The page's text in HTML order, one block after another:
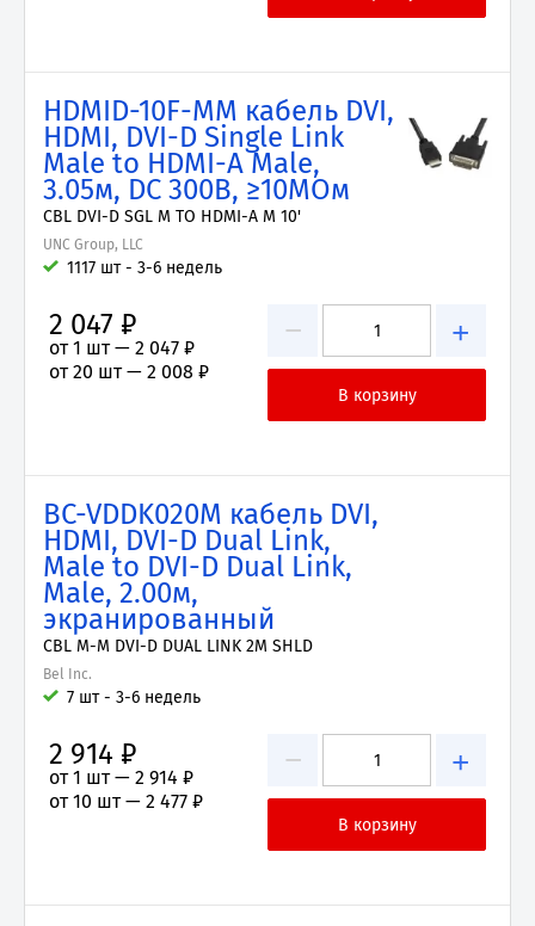
HDMID-10F-MM кабель DVI,
HDMI, DVI-D Single Link
Male to HDMI-A Male,
3.05м, DC 300В, ≥10МОм
CBL DVI-D SGL M TO HDMI-A M 10'
UNC Group, LLC
1117 шт - 3-6 недель
− +
2 047 ₽
от 1 шт — 2 047 ₽
от 20 шт — 2 008 ₽
BC-VDDK020M кабель DVI,
HDMI, DVI-D Dual Link,
Male to DVI-D Dual Link,
Male, 2.00м,
экранированный
CBL M-M DVI-D DUAL LINK 2M SHLD
Bel Inc.
7 шт - 3-6 недель
− +
2 914 ₽
от 1 шт — 2 914 ₽
от 10 шт — 2 477 ₽